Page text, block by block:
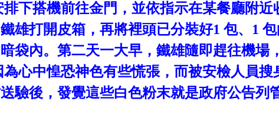
下搭機前往金門，並依指示在某餐廳附近
雄打開皮箱，再將裡頭已分裝好1 包、 1
袋內。第二天一大早，鐵雄隨即趕往機場
心中惶恐神色有些慌張，而被安檢人員
驗後，發覺這些白色粉末就是政府公告列